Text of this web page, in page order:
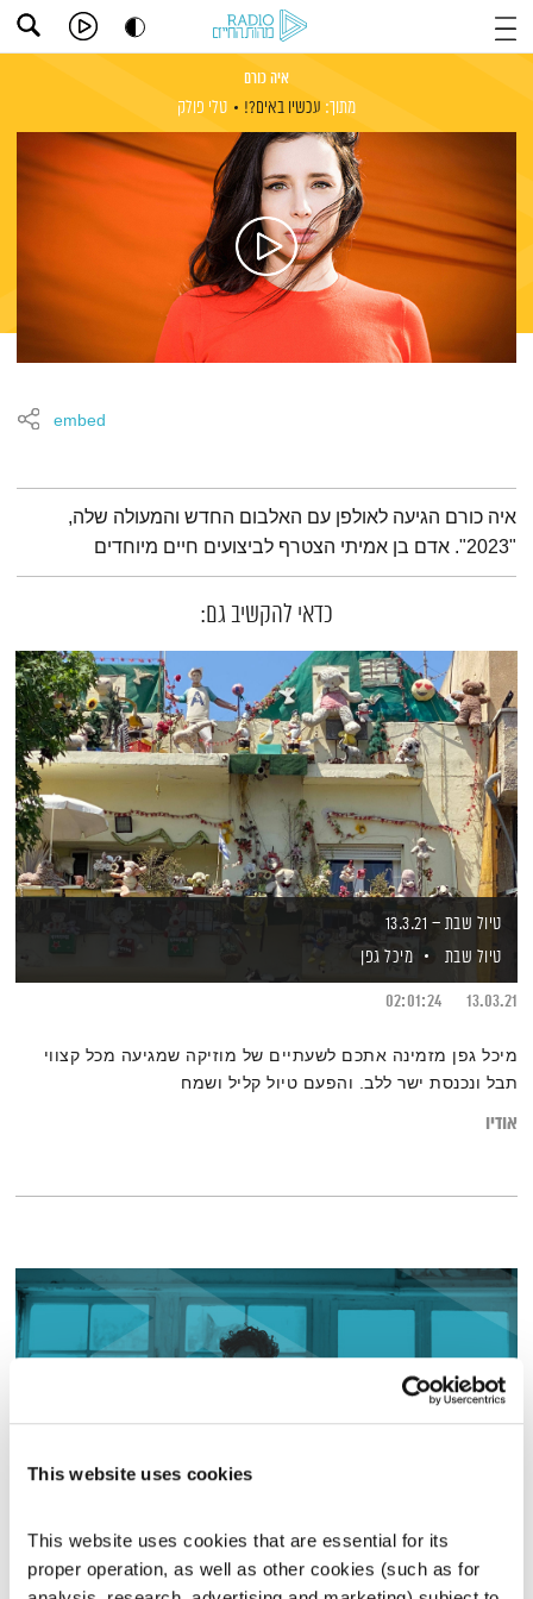
This website uses cookies
This website uses cookies that are essential for its
proper operation, as well as other cookies (such as for
איה כורם
מתוך: עכשיו באים?! טלי פולק
embed
תמצית הפודקאסט
איה כורם הגיעה לאולפן עם האלבום החדש והמעולה שלה,
"2023". אדם בן אמיתי הצטרף לביצועים חיים מיוחדים
כדאי להקשיב גם:
טיול שבת – 13.3.21
טיול שבת
מיכל גפן
13.03.21
02:01:24
מיכל גפן מזמינה אתכם לשעתיים של מוזיקה שמגיעה מכל קצווי
תבל ונכנסת ישר ללב. והפעם טיול קליל ושמח
אודיו
התעוררות – 27.1.20
התעוררות
גליה גלעדי